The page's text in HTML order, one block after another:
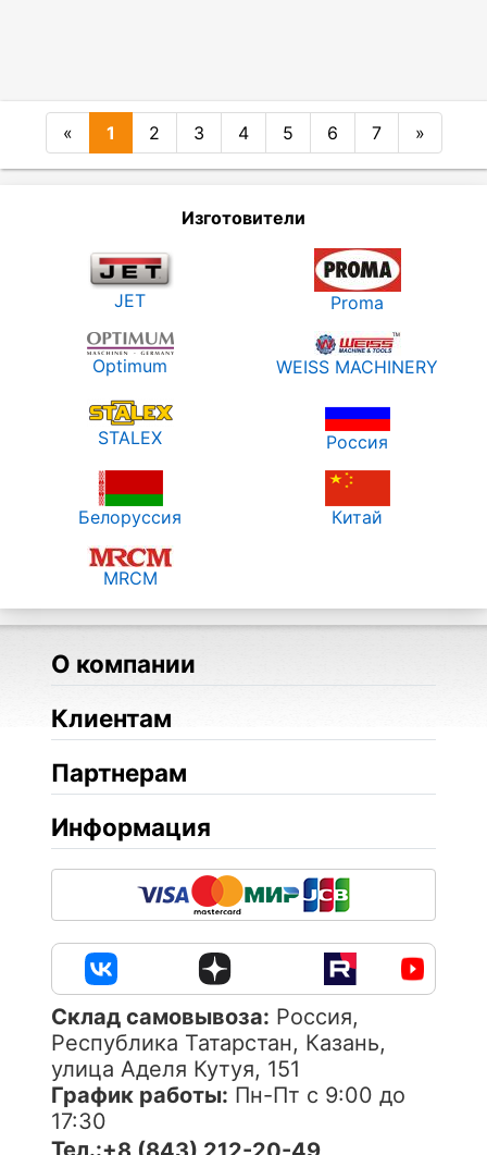
« 1 2 3 4 5 6 7 »
Изготовители
JET Proma
Optimum WEISS MACHINERY
STALEX Россия
Белоруссия Китай
MRCM
О компании
Клиентам
Партнерам
Информация
Cклад самовывоза: Россия,
Республика Татарстан, Казань,
улица Аделя Кутуя, 151
График работы: Пн-Пт с 9:00 до
17:30
Тел.: